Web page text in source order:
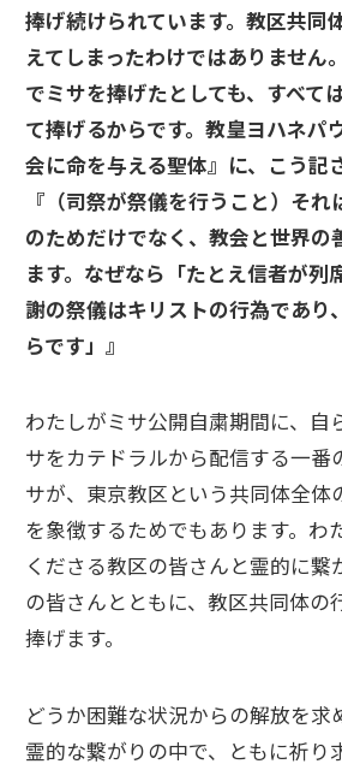
捧げ続けられています。教区共同
えてしまったわけではありません
でミサを捧げたとしても、すべて
て捧げるからです。教皇ヨハネパ
会に命を与える聖体』に、こう記
『（司祭が祭儀を行うこと）そ
のためだけでなく、教会と世界の
ます。なぜなら「たとえ信者が列
謝の祭儀はキリストの行為であり
らです」』
わたしがミサ公開自粛期間に、自
サをカテドラルから配信する一番
サが、東京教区という共同体全体
を象徴するためでもあります。わ
くださる教区の皆さんと霊的に繋
の皆さんとともに、教区共同体の
捧げます。
どうか困難な状況からの解放を求
霊的な繋がりの中で、ともに祈り